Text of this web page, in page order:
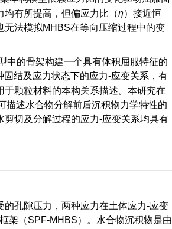
有所提高，但偏应力比（η）接近恒
法模拟MHBS在等向压缩过程中的变
中的骨架构建一个具有体积屈服特征的
结及应力状态下的应力-应变关系，有
颗粒材料的本构关系描述。本研究在
描述水合物分解前后沉积物力学特性的
切及分解过程的应力-应变关系均具有
孔隙压力，两种应力在土体应力-应变
架（SPF-MHBS）。水合物沉积物是由